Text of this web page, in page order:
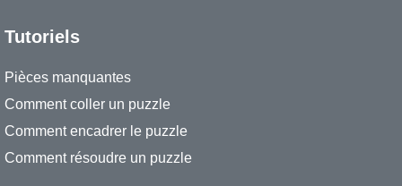
Tutoriels
Pièces manquantes
Comment coller un puzzle
Comment encadrer le puzzle
Comment résoudre un puzzle